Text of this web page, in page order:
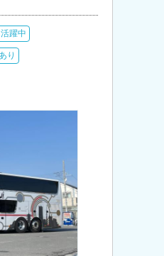
躍中
り